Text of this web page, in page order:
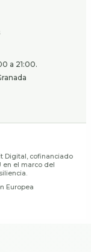
a 21:00.
Digital, cofinanciado
en el marco del